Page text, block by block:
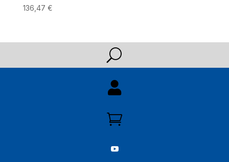
136,47 €
U


